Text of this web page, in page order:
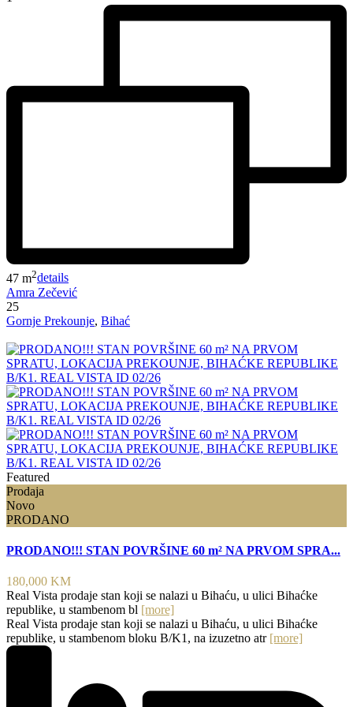
47 m2details
Amra Zečević
25
Gornje Prekounje, Bihać
Featured
Prodaja
Novo
PRODANO
PRODANO!!! STAN POVRŠINE 60 m² NA PRVOM SPRA...
180,000 KM
Real Vista prodaje stan koji se nalazi u Bihaću, u ulici Bihaćke
republike, u stambenom bl [more]
Real Vista prodaje stan koji se nalazi u Bihaću, u ulici Bihaćke
republike, u stambenom bloku B/K1, na izuzetno atr [more]